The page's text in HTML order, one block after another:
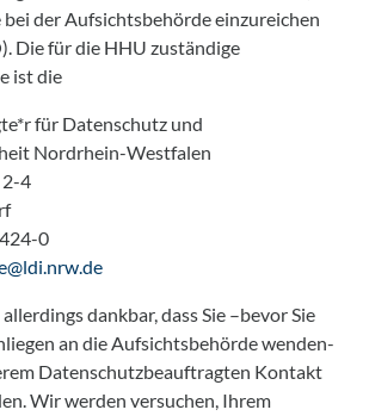
bei der Aufsichtsbehörde einzureichen
Die für die HHU zuständige
ist die
für Datenschutz und
Nordrhein-Westfalen
4
0
dankbar, dass Sie –bevor Sie
an die Aufsichtsbehörde wenden-
Datenschutzbeauftragten Kontakt
Wir werden versuchen, Ihrem